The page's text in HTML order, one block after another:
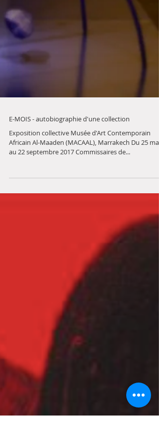
Exposition collective Musée d'Art Contemporain
Africain Al-Maaden (MACAAL), Marrakech Du 25
au 22 septembre 2017 Commissaires de...